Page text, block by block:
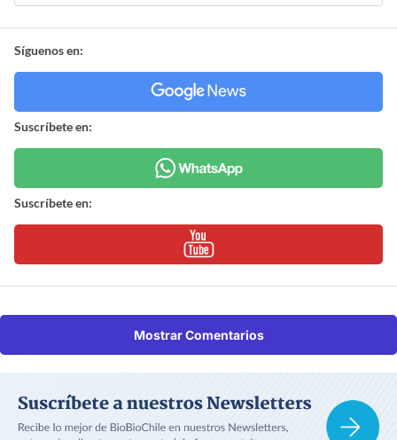
Síguenos en:
Suscríbete en:
Suscríbete en:
Mostrar Comentarios